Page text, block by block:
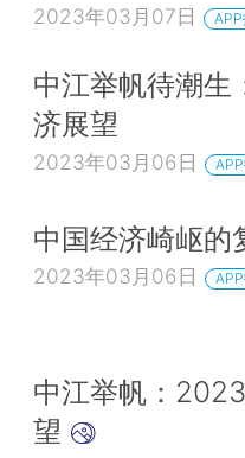
2023年03月07日
中江举帆待潮
济展望
2023年03月06日
中国经济崎岖的
2023年03月06日
中江举帆：
望